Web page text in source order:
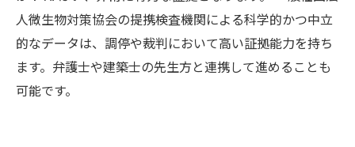
人微生物対策協会の提携検査機関による科学的かつ中立
的なデータは、調停や裁判において高い証拠能力を持ち
ます。弁護士や建築士の先生方と連携して進めることも
可能です。